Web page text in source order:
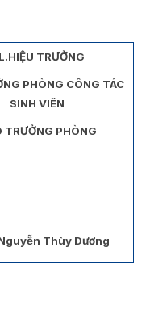
TRƯỞNG
PHÒNG CÔNG TÁC
SINH VIÊN
TRƯỞNG PHÒNG
Thùy Dương